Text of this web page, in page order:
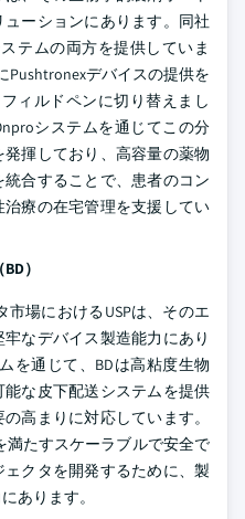
ーションにあります。同社
テムの両方を提供していま
Pushtronexデバイスの提供を
ィルドペンに切り替えまし
システムを通じてこの分
揮しており、高容量の薬物
合することで、患者のコン
療の在宅管理を支援してい
）
市場におけるUSPは、そのエ
なデバイス製造能力にあり
を通じて、BDは高粘度生物
な皮下配送システムを提供
高まりに対応しています。
満たすスケーラブルで安全で
クタを開発するために、製
あります。